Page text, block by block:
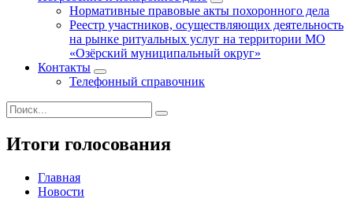
Нормативные правовые акты похоронного дела
Реестр участников, осуществляющих деятельность
на рынке ритуальных услуг на территории МО
«Озёрский муниципальный округ»
Контакты
Телефонный справочник
Итоги голосования
Главная
Новости